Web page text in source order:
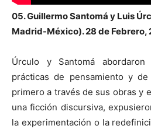
05. Guillermo Santomá y Luis
Madrid-México). 28 de Febrero,
Úrculo y Santomá
prácticas de pensamiento y
primero a través de sus obras y
una ficción discursiva,
la experimentación o la